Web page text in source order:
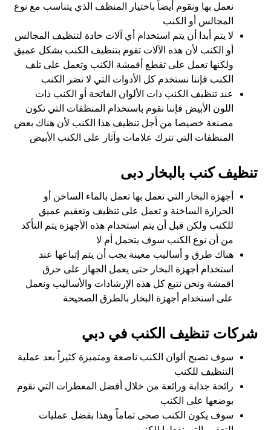
نعمل بها ونقوم أيضاً باختيار المنظف الذي يتناسب مع نوع
المجالس أو الكنب
لا يتم أبدا أن يتم استخدام أي آلات حادة لتنظيف المجالس
أو الكنب لأن هذه الآلات تقوم بتنظيف الكنب بشكل عميق
ولكنها تعمل على تقطع أقمشة الكنب وتعمل على تلف
الكنب فإننا نستخدم كل الأدوات التي لا تضر الكنب
عند تنظيف الكنب ذات الألوان الفاتحة أو الكنب ذات
اللون الأبيض فإننا نقوم باستخدام المنظفات التي تكون
مصنعة خصيصا من أجل تنظيف هذا الكنب لأن هناك بعض
المنظفات التي تترك علامات وآثار على الكنب الأبيض
تنظيف كنب بالبخار دبى
أجهزة البخار التي نعمل بها تعمل بالماء الساخن أو
الحرارة الساخنة و تعمل على تنظيف وتعقيم عميق
للكنب ولكن قبل أن يتم استخدام هذه الأجهزة يتم التأكد
من أن نوع الكنب سوف يتحمل أم لا
هناك طرق و أساليب معينة يجب أن يتم إتباعها عند
استخدام أجهزة البخار حتى يعمل الجهاز على حرق
اقمشة ونحن نتبع كل هذه الإرشادات والأساليب ونعمل
على استخدام أجهزة البخار بالطرق الصحيحة
شركات تنظيف الكنب في دبي
سوف تصبح ألوان الكنب ناصعة ومتميزة كثيراً بعد عملية
التنظيف للكنب
رائحة جذابة ورائعة من خلال أفضل المعطرات التي نقوم
بوضعها على الكنب
سوف يكون الكنب صحى تماماً وهذا بفضل عمليات